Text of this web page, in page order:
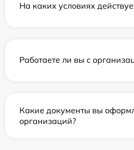
На каких условиях
Работаете ли вы с
Какие документы вы
организаций?